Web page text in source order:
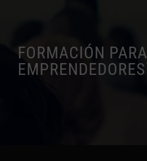
FORMACIÓN PARA
EMPRENDEDORES